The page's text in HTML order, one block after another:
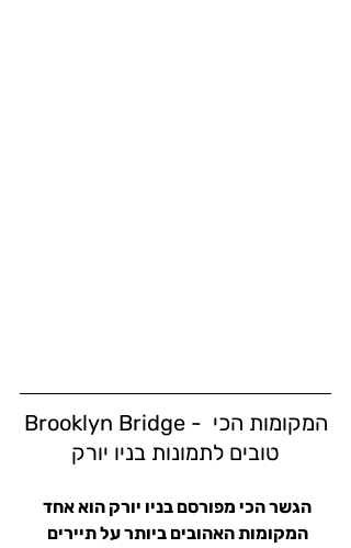
Brooklyn Bridge - המקומות הכי
טובים לתמונות בניו יורק
הגשר הכי מפורסם בניו יורק הוא אחד
המקומות האהובים ביותר על תיירים